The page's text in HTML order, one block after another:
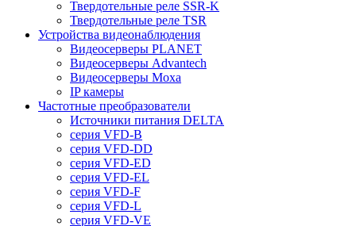
Твердотельные реле SSR-K
Твердотельные реле TSR
Устройства видеонаблюдения
Видеосерверы PLANET
Видеосерверы Advantech
Видеосерверы Moxa
IP камеры
Частотные преобразователи
Источники питания DELTA
серия VFD-B
серия VFD-DD
серия VFD-ED
серия VFD-EL
серия VFD-F
серия VFD-L
серия VFD-VE